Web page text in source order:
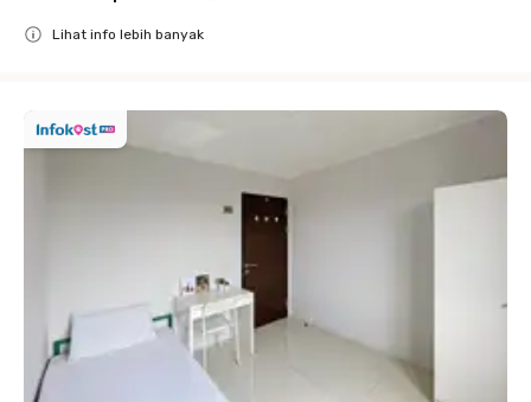
Lihat info lebih banyak